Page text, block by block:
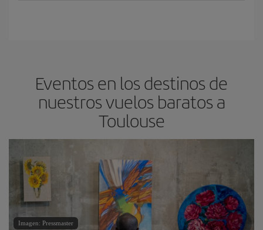
Eventos en los destinos de
nuestros vuelos baratos a
Toulouse
Imagen: Pressmaster